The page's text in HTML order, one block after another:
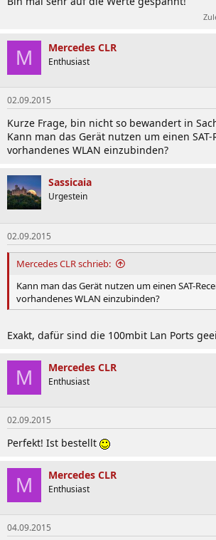
M Mercedes CLR
Enthusiast
02.09.2015
Kurze Frage, bin nicht so bewandert in
Kann man das Gerät nutzen um einen
vorhandenes WLAN einzubinden?
Sassicaia
Urgestein
02.09.2015
Mercedes CLR schrieb:
Kann man das Gerät nutzen um einen SAT-
vorhandenes WLAN einzubinden?
Exakt, dafür sind die 100mbit Lan Ports
M Mercedes CLR
Enthusiast
02.09.2015
Perfekt! Ist bestellt
M Mercedes CLR
Enthusiast
04.09.2015